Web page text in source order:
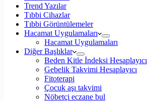
Trend Yazılar
Tıbbi Cihazlar
Tıbbi Görüntülemeler
Hacamat Uygulamaları
Hacamat Uygulamaları
Diğer Başlıklar
Beden Kitle İndeksi Hesaplayıcı
Gebelik Takvimi Hesaplayıcı
Fitoterapi
Çocuk aşı takvimi
Nöbetçi eczane bul